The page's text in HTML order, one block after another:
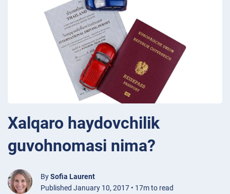
Xalqaro haydovchilik
guvohnomasi nima?
BySofia Laurent
Published January 10, 2017 • 17m to read